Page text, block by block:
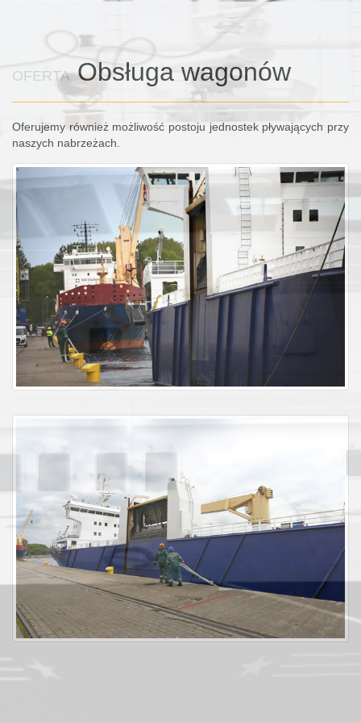
OFERTAObsługa wagonów
Oferujemy również możliwość postoju jednostek pływających przy
naszych nabrzeżach.